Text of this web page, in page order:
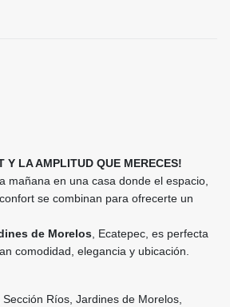
Y LA AMPLITUD QUE MERECES!
mañana en una casa donde el espacio,
se combinan para ofrecerte un
de Morelos , Ecatepec, es perfecta
comodidad, elegancia y ubicación.
Ríos, Jardines de Morelos,